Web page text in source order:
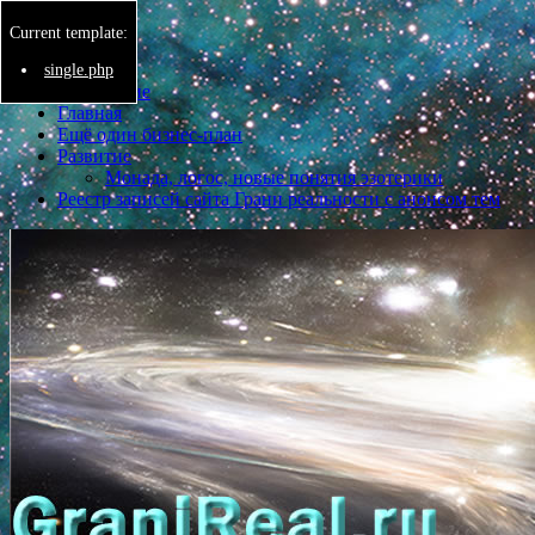
Бессмертие
Главная
Ещё один бизнес-план
Развитие
Монада, логос, новые понятия эзотерики
Реестр записей сайта Грани реальности с анонсом тем
Current template:
single.php